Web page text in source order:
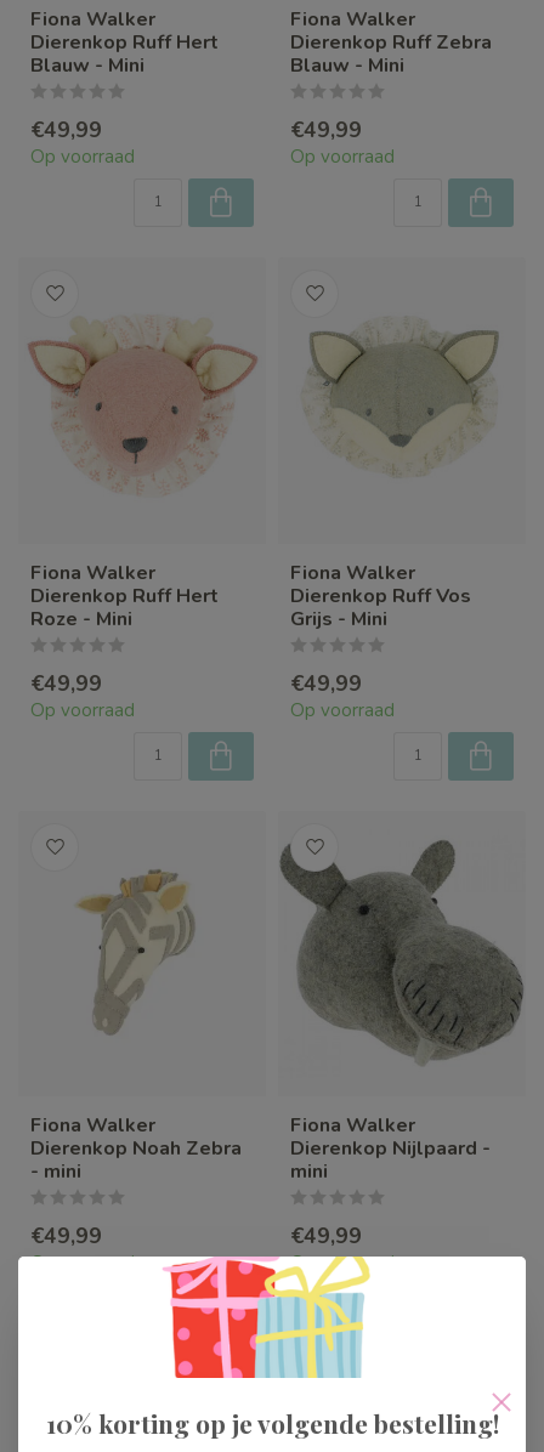
Fiona Walker
Dierenkop Ruff Hert
Blauw - Mini
€49,99
Op voorraad
Fiona Walker
Dierenkop Ruff Zebra
Blauw - Mini
€49,99
Op voorraad
Fiona Walker
Dierenkop Ruff Hert
Roze - Mini
€49,99
Op voorraad
Fiona Walker
Dierenkop Ruff Vos
Grijs - Mini
€49,99
Op voorraad
Fiona Walker
Dierenkop Noah Zebra
- mini
€49,99
Op voorraad
Fiona Walker
Dierenkop Nijlpaard -
mini
€49,99
Op voorraad
10% korting op je volgende bestelling!